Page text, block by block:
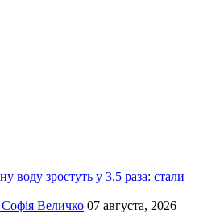
воду зростуть у 3,5 раза: стали
Софія Величко 07 августа, 2026